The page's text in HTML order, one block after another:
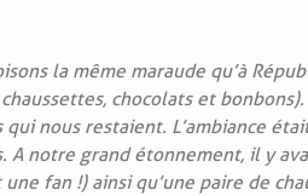
la même maraude qu’à
chocolats et
nous restaient. L’ambiance
A notre grand étonnement, il y
fan !) ainsi qu’une paire de